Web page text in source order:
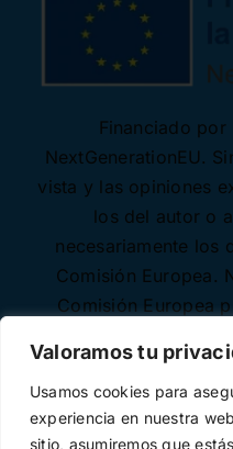
Valoramos tu
Usamos cookies para
experiencia en nuestra
sitio, asumiremos que
Financiado por
NextGenerationEU.
vista y las opiniones
los del autor o
necesariamente los
Comisión Europea.
Comisión Europea